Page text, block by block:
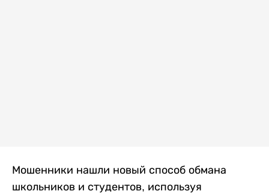
Мошенники нашли новый способ обмана
школьников и студентов, используя